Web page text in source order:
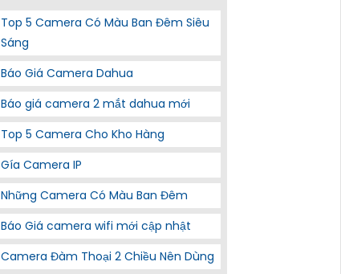
Top 5 Camera Có Màu Ban Đêm Siêu
Sáng
Báo Giá Camera Dahua
Báo giá camera 2 mắt dahua mới
Top 5 Camera Cho Kho Hàng
Gía Camera IP
Những Camera Có Màu Ban Đêm
Báo Giá camera wifi mới cập nhật
Camera Đàm Thoại 2 Chiều Nên Dùng